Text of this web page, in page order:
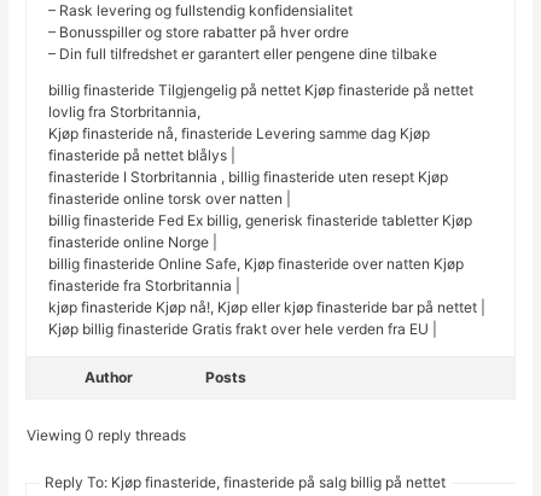
– Rask levering og fullstendig konfidensialitet
– Bonusspiller og store rabatter på hver ordre
– Din full tilfredshet er garantert eller pengene dine tilbake
billig finasteride Tilgjengelig på nettet Kjøp finasteride på nettet
lovlig fra Storbritannia,
Kjøp finasteride nå, finasteride Levering samme dag Kjøp
finasteride på nettet blålys |
finasteride I Storbritannia , billig finasteride uten resept Kjøp
finasteride online torsk over natten |
billig finasteride Fed Ex billig, generisk finasteride tabletter Kjøp
finasteride online Norge |
billig finasteride Online Safe, Kjøp finasteride over natten Kjøp
finasteride fra Storbritannia |
kjøp finasteride Kjøp nå!, Kjøp eller kjøp finasteride bar på nettet |
Kjøp billig finasteride Gratis frakt over hele verden fra EU |
Author Posts
Viewing 0 reply threads
Reply To: Kjøp finasteride, finasteride på salg billig på nettet